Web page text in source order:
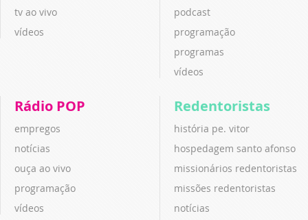
tv ao vivo
vídeos
podcast
programação
programas
vídeos
Rádio POP
empregos
notícias
ouça ao vivo
programação
vídeos
Redentoristas
história pe. vitor
hospedagem santo afonso
missionários redentoristas
missões redentoristas
notícias